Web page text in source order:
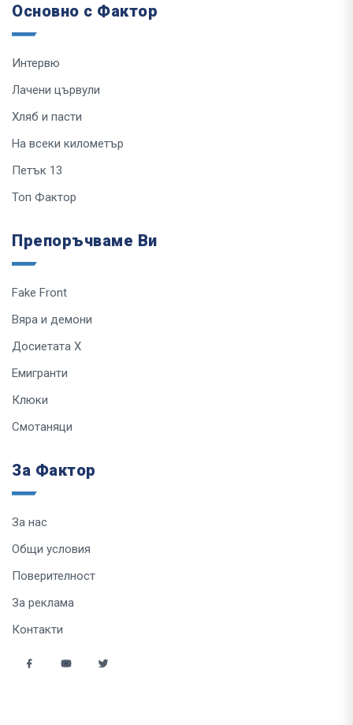
Основно с Фактор
Интервю
Лачени цървули
Хляб и пасти
На всеки километър
Петък 13
Топ Фактор
Препоръчваме Ви
Fake Front
Вяра и демони
Досиетата Х
Емигранти
Клюки
Смотаняци
За Фактор
За нас
Общи условия
Поверителност
За реклама
Контакти